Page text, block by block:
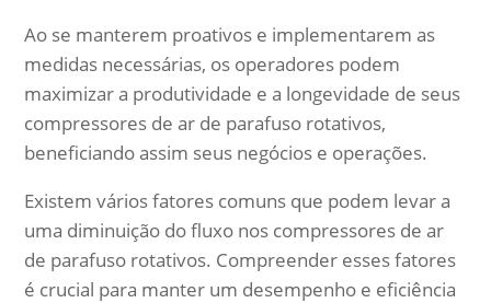
Ao se manterem proativos e implementarem as
medidas necessárias, os operadores podem
maximizar a produtividade e a longevidade de seus
compressores de ar de parafuso rotativos,
beneficiando assim seus negócios e operações.
Existem vários fatores comuns que podem levar a
uma diminuição do fluxo nos compressores de ar
de parafuso rotativos. Compreender esses fatores
é crucial para manter um desempenho e eficiência